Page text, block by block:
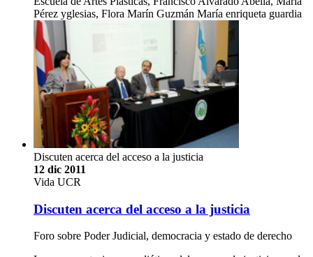
Pérez yglesias, Flora Marín Guzmán María enriqueta guardia
Discuten acerca del acceso a la justicia
12 dic 2011
Vida UCR
Discuten acerca del acceso a la justicia
Foro sobre Poder Judicial, democracia y estado de derecho